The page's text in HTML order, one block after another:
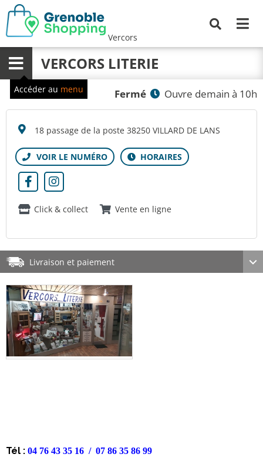
Vercors
Menu VERCORS LITERIE
Fermé Ouvre demain à 10h
18 passage de la poste 38250 VILLARD DE LANS
Click & collect Vente en ligne
Accéder au menu
Livraison et paiement
Tél : 04 76 43 35 16 / 07 86 35 86 99